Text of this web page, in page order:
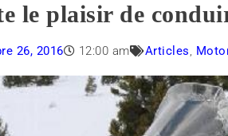
le plaisir de
26, 2016 12:00 am Articles,